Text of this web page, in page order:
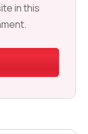
in this